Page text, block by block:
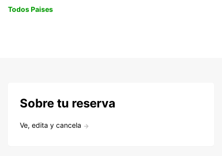
Todos Paises
Sobre tu reserva
Ve, edita y cancela